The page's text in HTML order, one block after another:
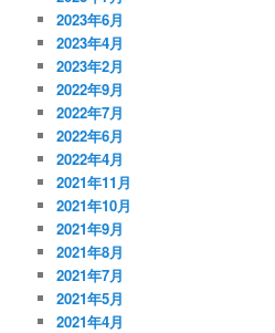
2023年6月
2023年4月
2023年2月
2022年9月
2022年7月
2022年6月
2022年4月
2021年11月
2021年10月
2021年9月
2021年8月
2021年7月
2021年5月
2021年4月